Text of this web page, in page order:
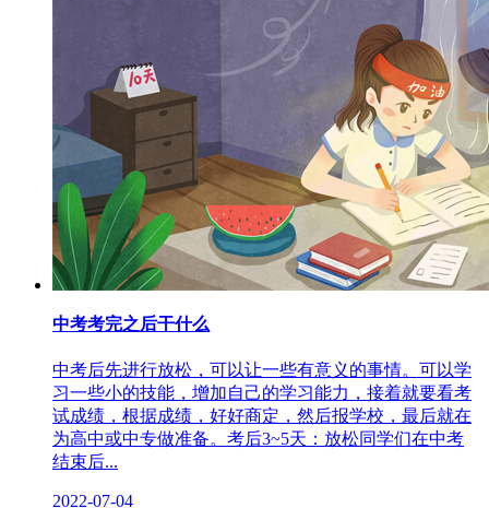
中考考完之后干什么
中考后先进行放松，可以让一些有意义的事情。可以学
习一些小的技能，增加自己的学习能力，接着就要看考
试成绩，根据成绩，好好商定，然后报学校，最后就在
为高中或中专做准备。考后3~5天：放松同学们在中考
结束后...
2022-07-04